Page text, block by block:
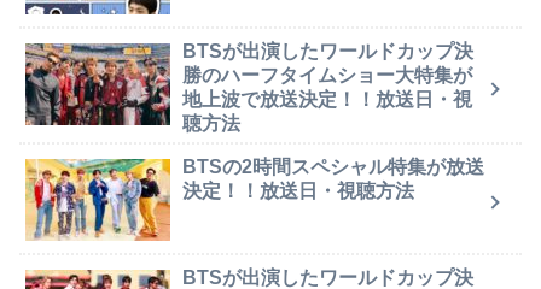
BTSが出演したワールドカップ決
勝のハーフタイムショー大特集が
地上波で放送決定！！放送日・視
聴方法
BTSの2時間スペシャル特集が放送
決定！！放送日・視聴方法
BTSが出演したワールドカップ決